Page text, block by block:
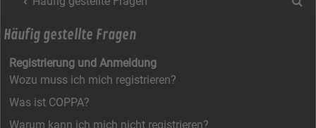
Häufig gestellte Fragen
Registrierung und Anmeldung
Wozu muss ich mich registrieren?
Was ist COPPA?
Warum kann ich mich nicht registrieren?